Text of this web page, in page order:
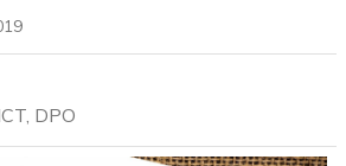
DPO